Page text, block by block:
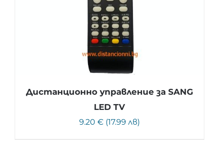
Дистанционно управление за SANG
LED TV
9.20 € (17.99 лв)